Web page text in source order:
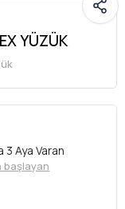
YÜZÜK
Aya Varan
başlayan